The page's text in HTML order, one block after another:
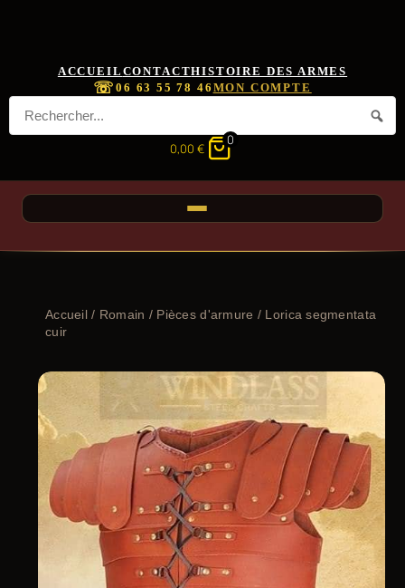
ACCUEIL CONTACTHISTOIRE DES ARMES
☏06 63 55 78 46 MON COMPTE
0,00 €
0
Accueil/ Romain / Pièces d'armure / Lorica segmentata
cuir